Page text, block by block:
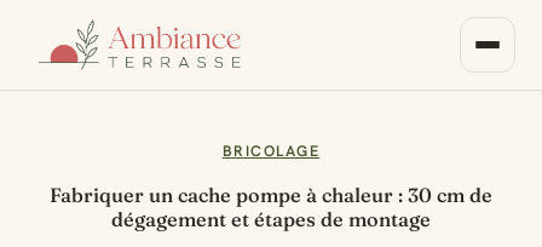
BRICOLAGE
Fabriquer un cache pompe à chaleur : 30 cm de
dégagement et étapes de montage